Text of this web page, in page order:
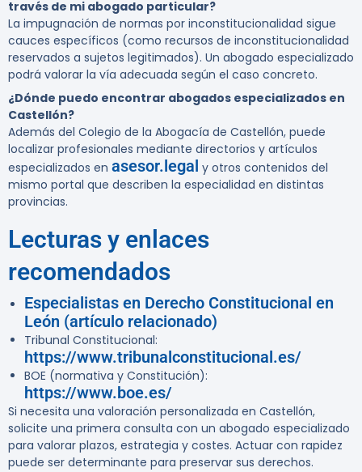
través de mi abogado particular?
La impugnación de normas por inconstitucionalidad sigue
cauces específicos (como recursos de inconstitucionalidad
reservados a sujetos legitimados). Un abogado especializado
podrá valorar la vía adecuada según el caso concreto.
¿Dónde puedo encontrar abogados especializados en
Castellón?
Además del Colegio de la Abogacía de Castellón, puede
localizar profesionales mediante directorios y artículos
especializados en asesor.legal y otros contenidos del
mismo portal que describen la especialidad en distintas
provincias.
Lecturas y enlaces
recomendados
Especialistas en Derecho Constitucional en
León (artículo relacionado)
Tribunal Constitucional:
https://www.tribunalconstitucional.es/
BOE (normativa y Constitución):
https://www.boe.es/
Si necesita una valoración personalizada en Castellón,
solicite una primera consulta con un abogado especializado
para valorar plazos, estrategia y costes. Actuar con rapidez
puede ser determinante para preservar sus derechos.